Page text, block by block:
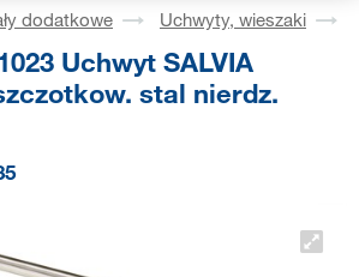
dodatkowe Uchwyty, wieszaki
Uchwyt SALVIA
stal nierdz.